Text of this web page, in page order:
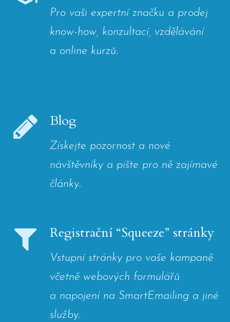
Pro vaši expertní značku a prodej
know-how, konzultací, vzdělávání
a online kurzů.
Blog
Získejte pozornost a nové
návštěvníky a pište pro ně zajímavé
články.
Registrační “Squeeze” stránky
Vstupní stránky pro vaše kampaně
včetně webových formulářů
a napojení na SmartEmailing a jiné
služby.